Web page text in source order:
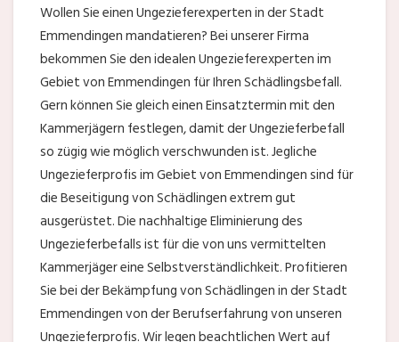
Wollen Sie einen Ungezieferexperten in der Stadt
Emmendingen mandatieren? Bei unserer Firma
bekommen Sie den idealen Ungezieferexperten im
Gebiet von Emmendingen für Ihren Schädlingsbefall.
Gern können Sie gleich einen Einsatztermin mit den
Kammerjägern festlegen, damit der Ungezieferbefall
so zügig wie möglich verschwunden ist. Jegliche
Ungezieferprofis im Gebiet von Emmendingen sind für
die Beseitigung von Schädlingen extrem gut
ausgerüstet. Die nachhaltige Eliminierung des
Ungezieferbefalls ist für die von uns vermittelten
Kammerjäger eine Selbstverständlichkeit. Profitieren
Sie bei der Bekämpfung von Schädlingen in der Stadt
Emmendingen von der Berufserfahrung von unseren
Ungezieferprofis. Wir legen beachtlichen Wert auf